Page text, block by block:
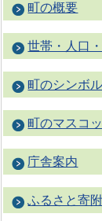
町の概要
世帯・人口
町のシンボル
町のマスコ
庁舎案内
ふるさと寄